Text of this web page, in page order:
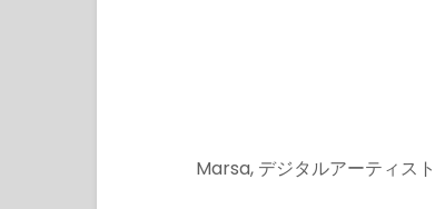
Marsa, デジタルアーティスト